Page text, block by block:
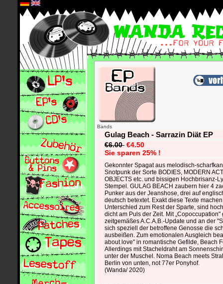
Bands
Gulag Beach - Sarrazin Diät EP
€6.00 €4.50
Sie sparen 25% !
Gekonnter Spagat aus melodisch-
Snotpunk der Sorte BODIES, MODERN
OBJECTS etc. und bissigen Hochbrisanz-
Stempel. GULAG BEACH zaubern hier 4
Punker aus der Jeanshose, drei auf
deutsch betextet. Exakt diese Texte
Unterschied zum Rest der Sparte, sind
dicht am Puls der Zeit. Mit „Copoccupation"
zeitgemäßes A.C.A.B.-Update und an der
sich speziell der betroffene Genosse die
ausbeißen. Zum emotionalen Ausgleich
about love" in romantische Gefilde, Beach
Allerdings mit Stacheldraht am
unter der Muschel. Noma Beach meets
Berlin von unten, not 77er Ponyhof.
(Wanda/ 2020)